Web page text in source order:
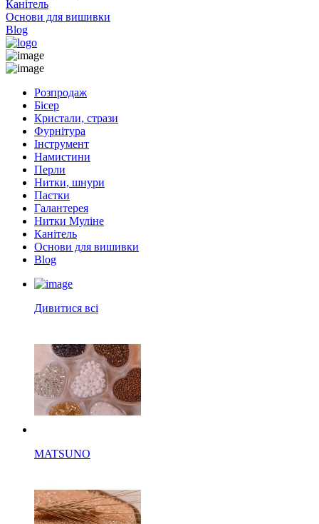
Канітель
Основи для вишивки
Blog
Розпродаж
Бісер
Кристали, стрази
Фурнітура
Інструмент
Намистини
Перли
Нитки, шнури
Паєтки
Галантерея
Нитки Муліне
Канітель
Основи для вишивки
Blog
Дивитися всі
MATSUNO